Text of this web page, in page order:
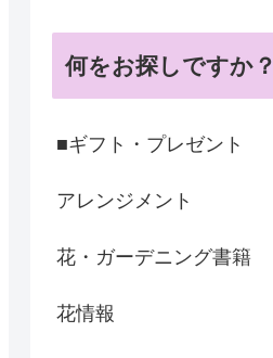
何をお探しですか？
■ギフト・プレゼント
アレンジメント
花・ガーデニング書籍
花情報